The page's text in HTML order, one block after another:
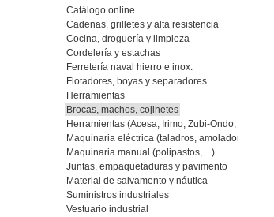
Catálogo online
Cadenas, grilletes y alta resistencia
Cocina, droguería y limpieza
Cordelería y estachas
Ferretería naval hierro e inox.
Flotadores, boyas y separadores
Herramientas
Brocas, machos, cojinetes
Herramientas (Acesa, Irimo, Zubi-Ondo, Snap-on)
Maquinaria eléctrica (taladros, amoladoras, ...)
Maquinaria manual (polipastos, ...)
Juntas, empaquetaduras y pavimento
Material de salvamento y náutica
Suministros industriales
Vestuario industrial